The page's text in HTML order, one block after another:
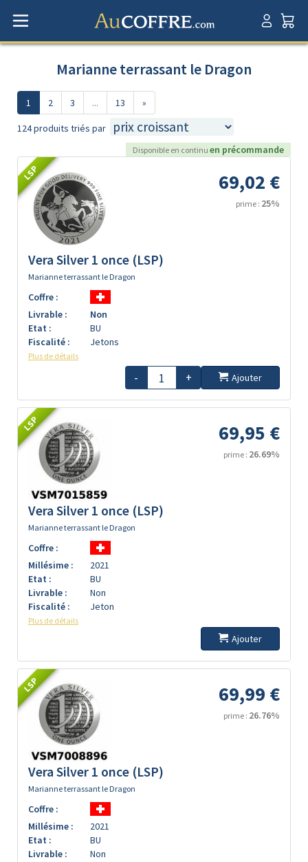
Marianne terrassant le Dragon
1 2 3 ... 13 »
124 produits triés par
Disponible en continu en précommande
LSP 69,02 €
prime : 25%
Vera Silver 1 once (LSP)
Marianne terrassant le Dragon
Coffre :
Livrable :
Non
Etat :
BU
Fiscalité :
Jetons
Plus de détails
- + Ajouter
LSP 69,95 €
prime : 26.69%
Vera Silver 1 once (LSP)
Marianne terrassant le Dragon
Coffre :
Millésime :
2021
Etat :
BU
Livrable :
Non
Fiscalité :
Jeton
Plus de détails
Ajouter
LSP 69,99 €
prime : 26.76%
Vera Silver 1 once (LSP)
Marianne terrassant le Dragon
Coffre :
Millésime :
2021
Etat :
BU
Livrable :
Non